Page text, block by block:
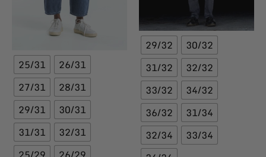
25/31
26/31
27/31
28/31
29/31
30/31
31/31
32/31
29/32
30/32
31/32
32/32
33/32
34/32
36/32
31/34
32/34
33/34